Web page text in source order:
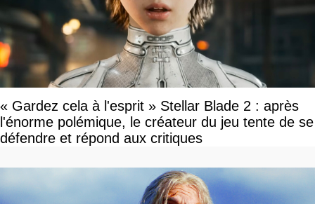
« Gardez cela à l'esprit » Stellar Blade 2 : après
l'énorme polémique, le créateur du jeu tente de se
défendre et répond aux critiques